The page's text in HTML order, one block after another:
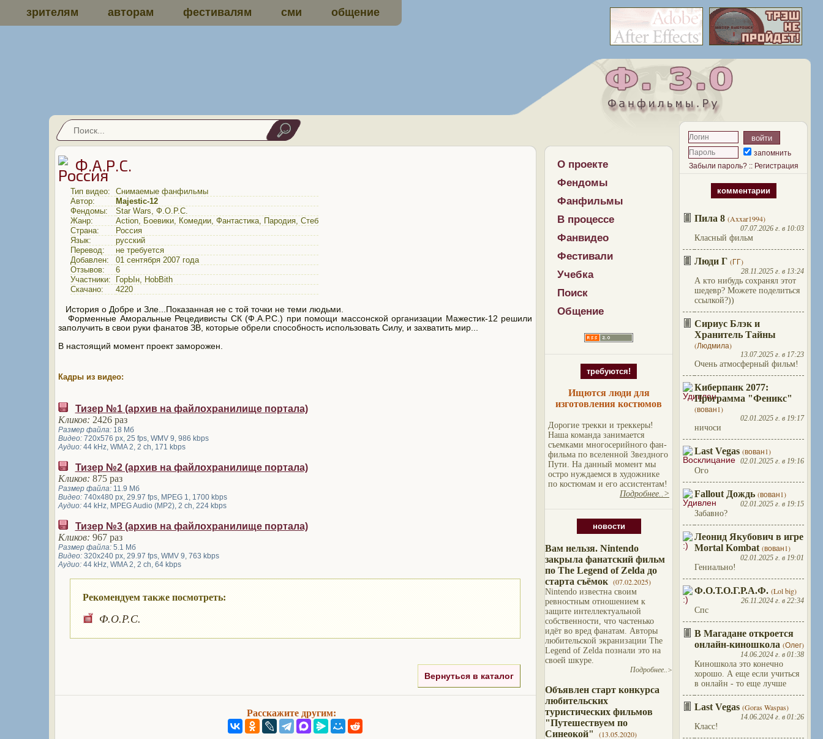
зрителям авторам фестивалям сми общение
О проекте
Фендомы
Фанфильмы
В процессе
Фанвидео
Фестивали
Учебка
Поиск
Общение
требуются!
Ищются люди для
изготовления костюмов
Дорогие трекки и треккеры!
Наша команда занимается
съемками многосерийного фан-
фильма по вселенной Звездного
Пути. На данный момент мы
остро нуждаемся в художнике
по костюмам и его ассистентам!
Подробнее..>
новости
Вам нельзя. Nintendo
закрыла фанатский фильм
по The Legend of Zelda до
старта съёмок (07.02.2025)
Nintendo известна своим
ревностным отношением к
защите интеллектуальной
собственности, что частенько
идёт во вред фанатам. Авторы
любительской экранизации The
Legend of Zelda познали это на
своей шкуре.
Подробнее..>
Объявлен старт конкурса
любительских
туристических фильмов
"Путешествуем по
Синеокой"
(13.05.2020)
запомнить
Забыли пароль?:: Регистрация
комментарии
Пила 8 (Axxar1994)
07.07.2026 г. в 10:03
Класный фильм
Люди Г (ГГ)
28.11.2025 г. в 13:24
А кто нибудь сохранял этот
шедевр? Можете поделиться
ссылкой?))
Сириус Блэк и
Хранитель Тайны
(Людмила)
13.07.2025 г. в 17:23
Очень атмосферный фильм!
Киберпанк 2077:
Программа "Феникс"
(вован1)
02.01.2025 г. в 19:17
ничоси
Last Vegas (вован1)
02.01.2025 г. в 19:16
Ого
Fallout Дождь (вован1)
02.01.2025 г. в 19:15
Забавно?
Леонид Якубович в игре
Mortal Kombat (вован1)
02.01.2025 г. в 19:01
Гениально!
Ф.О.Т.О.Г.Р.А.Ф. (Lol big)
26.11.2024 г. в 22:34
Спс
В Магадане откроется
онлайн-киношкола (Олег)
14.06.2024 г. в 01:38
Киношкола это конечно
хорошо. А еще если учиться
в онлайн - то еще лучше
Last Vegas (Goras Waspas)
14.06.2024 г. в 01:26
Класс!
Ф.А.Р.С.
Тип видео: Снимаемые фанфильмы
Автор:
Majestic-12
Фендомы:
Star Wars, Ф.О.Р.С.
Жанр:
Action, Боевики, Комедии, Фантастика, Пародия, Стеб
Страна:
Россия
Язык:
русский
Перевод:
не требуется
Добавлен:
01 сентября 2007 года
Отзывов:
6
Участники:
ГорЫн, HobBith
Скачано:
4220
История о Добре и Зле...Показанная не с той точки не теми людьми.
Форменные Аморальные Рецедивисты СК (Ф.А.Р.С.) при помощи массонской организации Мажестик-12 решили
заполучить в свои руки фанатов ЗВ, которые обрели способность использовать Силу, и захватить мир...
В настоящий момент проект заморожен.
Кадры из видео:
Тизер №1 (архив на файлохранилище портала)
Кликов: 2426 раз
Размер файла:18 Мб
Видео:720x576 px, 25 fps, WMV 9, 986 kbps
Аудио:44 kHz, WMA 2, 2 ch, 171 kbps
Тизер №2 (архив на файлохранилище портала)
Кликов: 875 раз
Размер файла:11.9 Мб
Видео:740x480 px, 29.97 fps, MPEG 1, 1700 kbps
Аудио:44 kHz, MPEG Audio (MP2), 2 ch, 224 kbps
Тизер №3 (архив на файлохранилище портала)
Кликов: 967 раз
Размер файла:5.1 Мб
Видео:320x240 px, 29.97 fps, WMV 9, 763 kbps
Аудио:44 kHz, WMA 2, 2 ch, 64 kbps
Рекомендуем также посмотреть:
Ф.О.Р.С.
Вернуться в каталог
Расскажите другим: